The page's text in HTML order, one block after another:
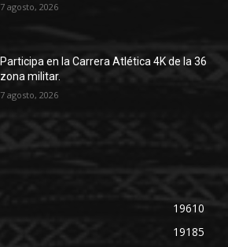
7 agosto, 2026
Participa en la Carrera Atlética 4K de la 36
zona militar.
7 agosto, 2026
19610
19185